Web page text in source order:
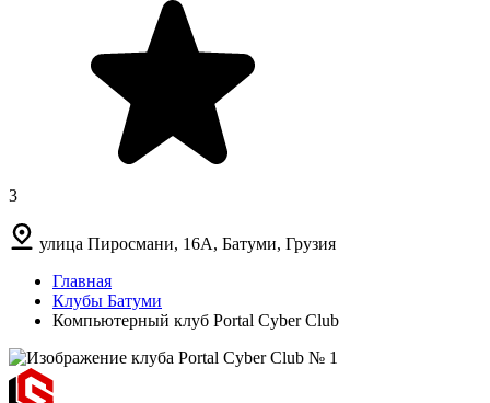
3
улица Пиросмани, 16А, Батуми, Грузия
Главная
Клубы Батуми
Компьютерный клуб Portal Cyber Club